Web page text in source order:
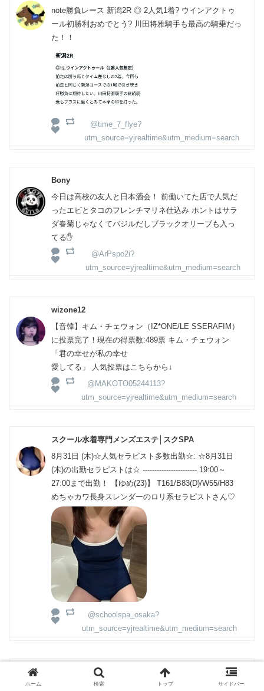
note勝負レース 新潟2R ◎ 2人気1着? ウインアクトゥ
ール初勝利おめでとう? 川田将雅騎手も最高の騎乗だっ
た！！
@time_7_flye?
utm_source=yjrealtime&utm_medium=search
Bony
今日は高校の友人と日本酒会！ 前働いてた店で人気だ
ったエビとタコのフレンチマリネ仕込み ホントはサラ
ダ春菊じゃなくてバジルだしブラックオリーブも入っ
てる✋
@ArPspo2i?
utm_source=yjrealtime&utm_medium=search
wizone12
【音韓】キム・チェウォン（IZ*ONE/LE SSERAFIM）
に投票完了！現在の得票数:489票 キム・チェウォン
「君の幸せが私の幸せ
愛してる」 人気投票はこちらから↓
@MAKOTO05244113?
utm_source=yjrealtime&utm_medium=search
スクール水着専門メンズエステ│スクSPA
8月31日 (木)☆人気セラピスト多数出勤☆: ☆8月31日
(木)の出勤セラピストは☆ ----------------------- 19:00～
27:00まで出勤！ 【ゆめ(23)】 T161/B83(D)/W55/H83
めちゃカワ長身スレンダーのロリ系セラピストさん♡
@schoolspa_osaka?
utm_source=yjrealtime&utm_medium=search
【美韓】チャン・グンソクに投票完了！現在の得票
ホーム 検索 トップ サイドバー